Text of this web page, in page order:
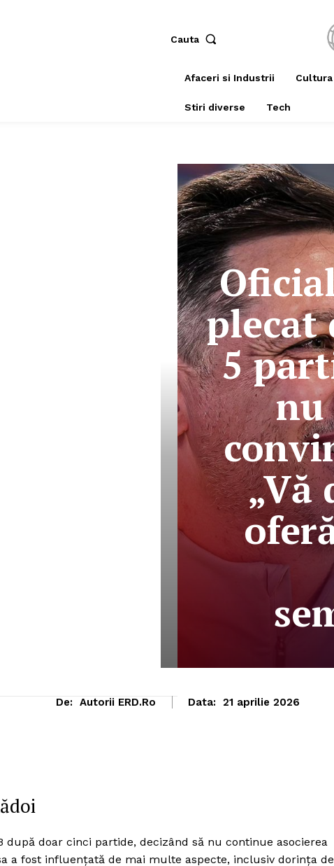
Cauta
Afaceri si Industrii
Stiri diverse Tech
plecat
5
nu
„Vă
De: Autorii ERD.ro Data: 21 aprilie 2026
după doar cinci partide, decizând să nu continue asocierea
a fost influențată de mai multe aspecte, inclusiv dorința de